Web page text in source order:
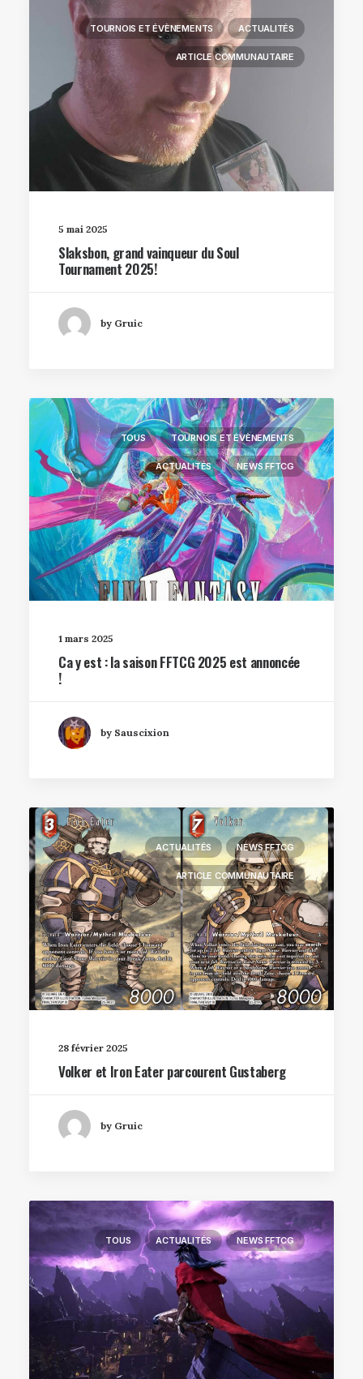
TOURNOIS ET ÉVÈNEMENTS ACTUALITÉS
ARTICLE COMMUNAUTAIRE
5 mai 2025
Slaksbon, grand vainqueur du Soul
Tournament 2025!
by Gruic
TOUS TOURNOIS ET ÉVÈNEMENTS
ACTUALITÉS NEWS FFTCG
1 mars 2025
Ca y est : la saison FFTCG 2025 est annoncée
!
by Sauscixion
ACTUALITÉS NEWS FFTCG
ARTICLE COMMUNAUTAIRE
28 février 2025
Volker et Iron Eater parcourent Gustaberg
by Gruic
TOUS ACTUALITÉS NEWS FFTCG